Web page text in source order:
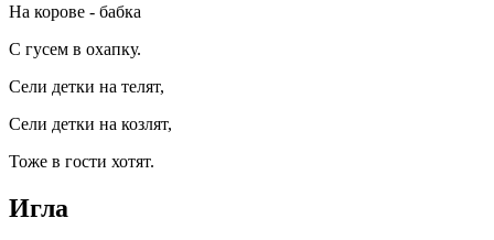
На корове - бабка
С гусем в охапку.
Сели детки на телят,
Сели детки на козлят,
Тоже в гости хотят.
Игла